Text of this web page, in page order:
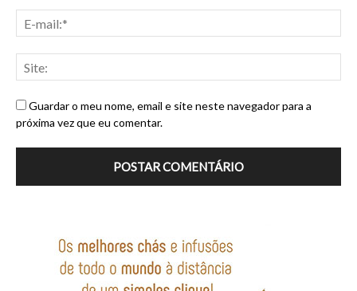
Guardar o meu nome, email e site neste navegador para a
próxima vez que eu comentar.